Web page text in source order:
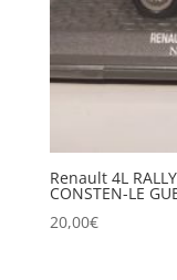
Renault 4L
CONSTEN-LE
20,00€